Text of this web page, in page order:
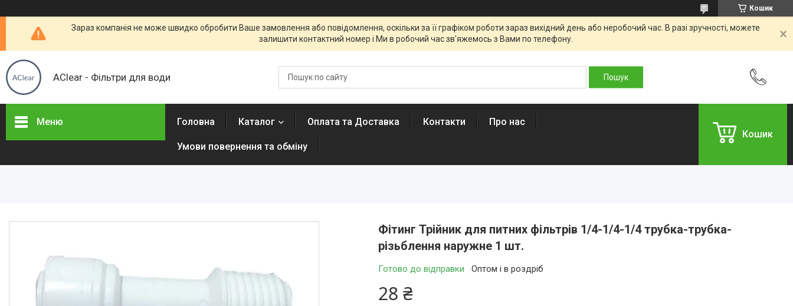
Кошик
Зараз компанія не може швидко обробити Ваше замовлення або повідомлення, оскільки за її графіком роботи зараз вихідний день або неробочий час. В разі зручності, можете
залишити контактний номер і Ми в робочий час зв'яжемось з Вами по телефону.
AClear - Фільтри для води
Меню Головна Каталог Оплата та Доставка Контакти Про нас
Умови повернення та обміну
Кошик
Фітинг Трійник для питних фільтрів 1/4-1/4-1/4 трубка-трубка-
різьблення наружне 1 шт.
Готово до відправки Оптом і в роздріб
28 ₴